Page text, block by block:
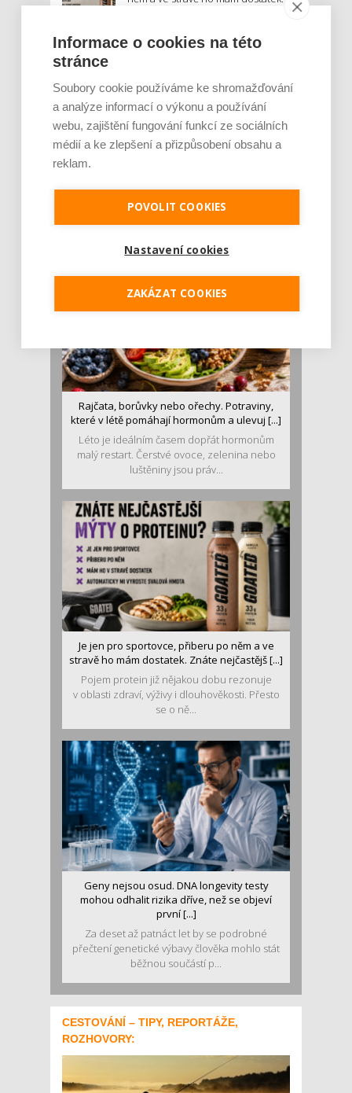
proteinových drinků. Reaguje na
poptávku po funkčním a čistém
složení
Palubní deska auta se v létě rozpálí
navigace
MOHLO BY VÁS ZAJÍMAT:
Rajčata, borůvky nebo ořechy. Potraviny,
které v létě pomáhají hormonům a ulevuj [...]
Léto je ideálním časem dopřát hormonům
malý restart. Čerstvé ovoce, zelenina nebo
luštěniny jsou práv...
Je jen pro sportovce, přiberu po něm a ve
stravě ho mám dostatek. Znáte nejčastějš [...]
Pojem protein již nějakou dobu rezonuje
v oblasti zdraví, výživy i dlouhověkosti. Přesto
se o ně...
Geny nejsou osud. DNA longevity testy
mohou odhalit rizika dříve, než se objeví
první [...]
Za deset až patnáct let by se podrobné
přečtení genetické výbavy člověka mohlo stát
běžnou součástí p...
CESTOVÁNÍ – TIPY, REPORTÁŽE,
ROZHOVORY:
Informace o cookies na této
stránce
Soubory cookie používáme ke shromažďování
a analýze informací o výkonu a používání
webu, zajištění fungování funkcí ze sociálních
médií a ke zlepšení a přizpůsobení obsahu a
reklam.
POVOLIT COOKIES
Nastavení cookies
ZAKÁZAT COOKIES